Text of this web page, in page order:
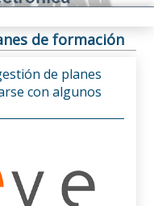
de formación
de planes
con algunos